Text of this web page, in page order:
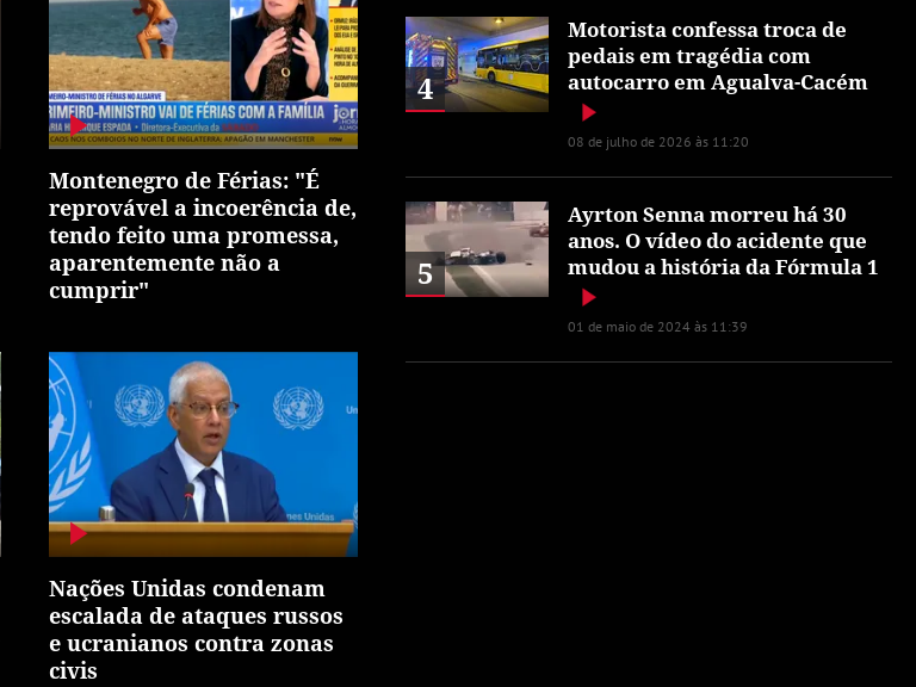
Montenegro de Férias: "É
reprovável a incoerência de,
tendo feito uma promessa,
aparentemente não a
cumprir"
Nações Unidas condenam
escalada de ataques russos
e ucranianos contra zonas
civis
4
Motorista confessa troca de
pedais em tragédia com
autocarro em Agualva-Cacém
08 de julho de 2026 às 11:20
5
Ayrton Senna morreu há 30
anos. O vídeo do acidente que
mudou a história da Fórmula 1
01 de maio de 2024 às 11:39